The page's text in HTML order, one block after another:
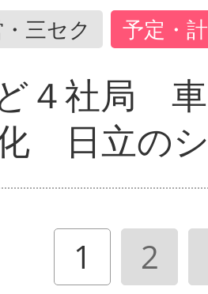
三セク 予定・
４社局
日立の
1 2